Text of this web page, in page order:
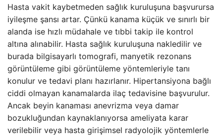
Hasta vakit kaybetmeden sağlık kuruluşuna başvurursa
iyileşme şansı artar. Çünkü kanama küçük ve sınırlı bir
alanda ise hızlı müdahale ve tıbbi takip ile kontrol
altına alınabilir. Hasta sağlık kuruluşuna nakledilir ve
burada bilgisayarlı tomografi, manyetik rezonans
görüntüleme gibi görüntüleme yöntemleriyle tanı
konulur ve tedavi planı hazırlanır. Hipertansiyona bağlı
ciddi olmayan kanamalarda ilaç tedavisine başvurulur.
Ancak beyin kanaması anevrizma veya damar
bozukluğundan kaynaklanıyorsa ameliyata karar
verilebilir veya hasta girişimsel radyolojik yöntemlerle